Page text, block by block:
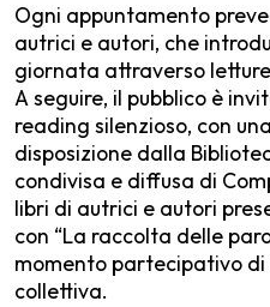
Ogni appuntamento
autrici e autori, che
giornata attraverso
A seguire, il pubblico è
reading silenzioso, con
disposizione dalla
condivisa e diffusa di
libri di autrici e autori
con “La raccolta delle
momento partecipativo
collettiva.